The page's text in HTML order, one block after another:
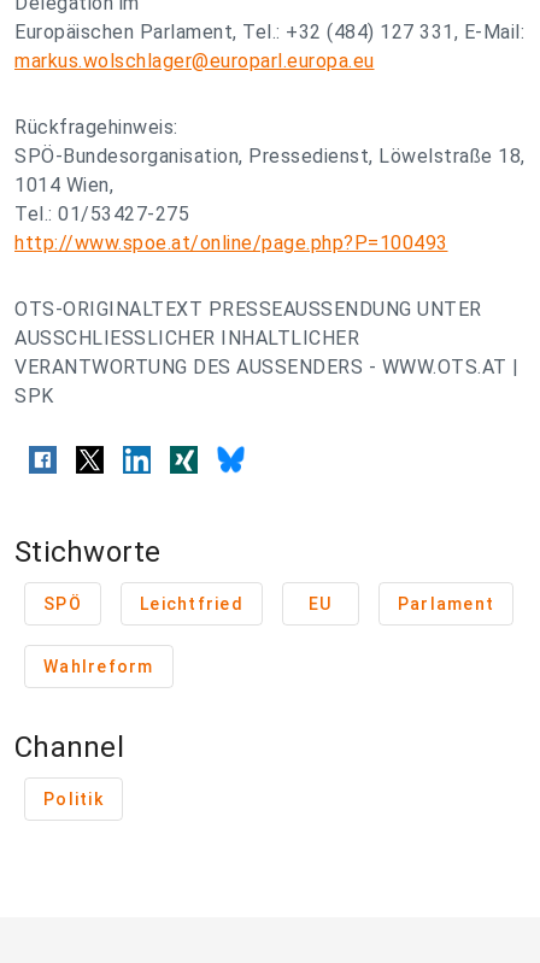
Europäischen Parlament, Tel.: +32 (484) 127 331, E-Mail:
markus.wolschlager@europarl.europa.eu
Rückfragehinweis:
SPÖ-Bundesorganisation, Pressedienst, Löwelstraße 18,
1014 Wien,
Tel.: 01/53427-275
http://www.spoe.at/online/page.php?P=100493
OTS-ORIGINALTEXT PRESSEAUSSENDUNG UNTER
AUSSCHLIESSLICHER INHALTLICHER
VERANTWORTUNG DES AUSSENDERS - WWW.OTS.AT |
SPK
Stichworte
SPÖ Leichtfried EU Parlament
Wahlreform
Channel
Politik